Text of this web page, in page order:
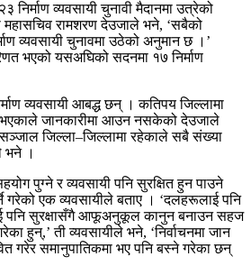
निर्माण व्यवसायी चुनावी मैदानमा उत्रेको
महासचिव रामशरण देउजाले भने, ‘सबैको
व्यवसायी चुनावमा उठेको अनुमान छ ।’
भएको यसअघिको सदनमा १७ निर्माण
व्यवसायी आबद्ध छन् । कतिपय जिल्लामा
भएकाले जानकारीमा आउन नसकेको देउजाले
सञ्जाल जिल्ला–जिल्लामा रहेकाले सबै संख्या
भने ।
पुग्ने र व्यवसायी पनि सुरक्षित हुन पाउने
गरेको एक व्यवसायीले बताए । ‘दलहरूलाई पनि
पनि सुरक्षासँगै आफूअनुकूल कानुन बनाउन सहज
हुन्,’ ती व्यवसायीले भने, ‘निर्वाचनमा जान
गरेर समानुपातिकमा भए पनि बस्ने गरेका छन्